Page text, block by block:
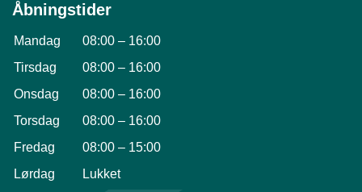
Åbningstider
Mandag 08:00 – 16:00
Tirsdag
08:00 – 16:00
Onsdag
08:00 – 16:00
Torsdag
08:00 – 16:00
Fredag
08:00 – 15:00
Lørdag
Lukket